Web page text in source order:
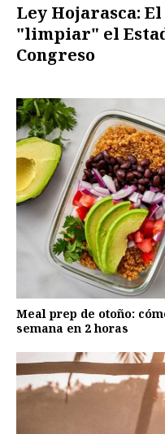
Ley Hojarasca:
"limpiar" el
Congreso
Meal prep de otoño:
semana en 2 horas